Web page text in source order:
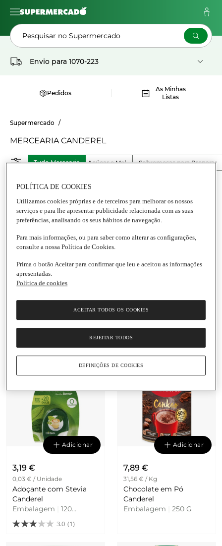
Pesquisar no Supermercado
Envio para 1070-223
Pedidos
As Minhas
Listas
Supermercado
MERCEARIA CANDEREL
Tudo Mercearia Açúcar e Mel Sobremesas para Preparar
Adicionar
5,85 €
Adoçante Recarga
Canderel
Adicionar
Adoçante em
Comprimidos Red
Canderel
Embalagem
Unidades
Adicionar
3,19 €
0,03 € / Unidade
Adoçante com Stevia
Canderel
Embalagem
120
Unidades
3.0 (1)
Adicionar
7,89 €
31,56 € / Kg
Chocolate em Pó
Canderel
Embalagem
250 G
POLÍTICA DE COOKIES
Utilizamos cookies próprias e de terceiros para melhorar os nossos
serviços e para lhe apresentar publicidade relacionada com as suas
preferências, analisando os seus hábitos de navegação.
Para mais informações, ou para saber como alterar as configurações,
consulte a nossa Política de Cookies.
Prima o botão Aceitar para confirmar que leu e aceitou as informações
apresentadas.
Política de cookies
REJEITAR TODOS
ACEITAR TODOS OS COOKIES
DEFINIÇÕES DE COOKIES